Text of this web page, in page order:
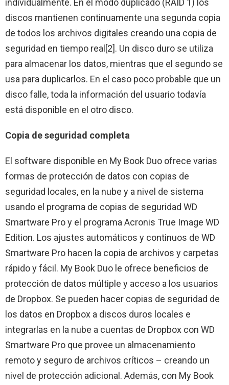
individualmente. En el modo duplicado (RAID 1) los
discos mantienen continuamente una segunda copia
de todos los archivos digitales creando una copia de
seguridad en tiempo real[2]. Un disco duro se utiliza
para almacenar los datos, mientras que el segundo se
usa para duplicarlos. En el caso poco probable que un
disco falle, toda la información del usuario todavía
está disponible en el otro disco.
Copia de seguridad completa
El software disponible en My Book Duo ofrece varias
formas de protección de datos con copias de
seguridad locales, en la nube y a nivel de sistema
usando el programa de copias de seguridad WD
Smartware Pro y el programa Acronis True Image WD
Edition. Los ajustes automáticos y continuos de WD
Smartware Pro hacen la copia de archivos y carpetas
rápido y fácil. My Book Duo le ofrece beneficios de
protección de datos múltiple y acceso a los usuarios
de Dropbox. Se pueden hacer copias de seguridad de
los datos en Dropbox a discos duros locales e
integrarlas en la nube a cuentas de Dropbox con WD
Smartware Pro que provee un almacenamiento
remoto y seguro de archivos críticos – creando un
nivel de protección adicional. Además, con My Book